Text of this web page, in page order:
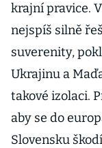
krajní pravice.
nejspíš silně
suverenity,
Ukrajinu a
takové izolaci.
aby se do
Slovensku